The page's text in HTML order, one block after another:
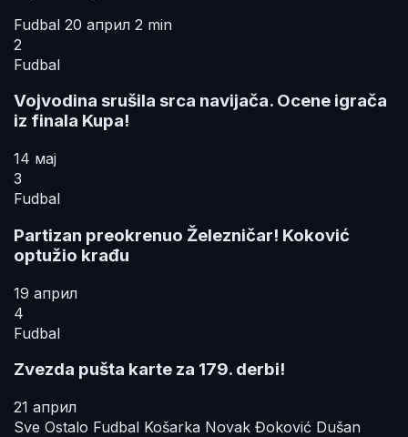
Fudbal 20 април 2 min
2
Fudbal
Vojvodina srušila srca navijača. Ocene igrača
iz finala Kupa!
14 мај
3
Fudbal
Partizan preokrenuo Železničar! Koković
optužio krađu
19 април
4
Fudbal
Zvezda pušta karte za 179. derbi!
21 април
Sve Ostalo Fudbal Košarka Novak Đoković Dušan